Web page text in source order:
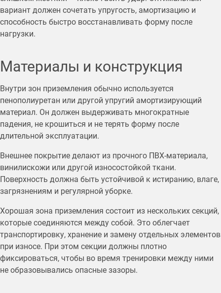
вариант должен сочетать упругость, амортизацию и
способность быстро восстанавливать форму после
нагрузки.
Материалы и конструкция
Внутри зон приземления обычно используется
пенополиуретан или другой упругий амортизирующий
материал. Он должен выдерживать многократные
падения, не крошиться и не терять форму после
длительной эксплуатации.
Внешнее покрытие делают из прочного ПВХ-материала,
винилискожи или другой износостойкой ткани.
Поверхность должна быть устойчивой к истиранию, влаге,
загрязнениям и регулярной уборке.
Хорошая зона приземления состоит из нескольких секций,
которые соединяются между собой. Это облегчает
транспортировку, хранение и замену отдельных элементов
при износе. При этом секции должны плотно
фиксироваться, чтобы во время тренировки между ними
не образовывались опасные зазоры.